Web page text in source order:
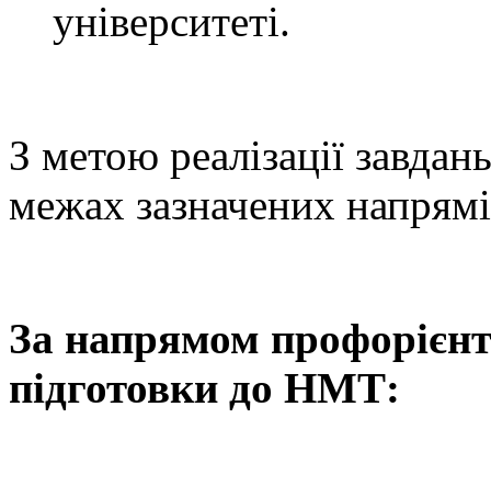
університеті.
З метою реалізації
межах зазначених
За напрямом
підготовки до НМТ: